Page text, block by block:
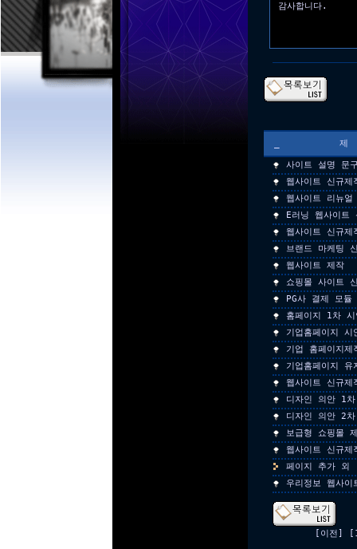
감사합니다.
사이트 설명 문
웹사이트 신규제
웹사이트 리뉴얼
E러닝 웹사이트
웹사이트 신규제
브랜드 마케팅
웹사이트 제작
쇼핑몰 사이트
PG사 결제 모듈
홈페이지 1차 시
기업홈페이지
기업 홈페이지제
기업홈페이지 유
웹사이트 신규제
디자인 의안 1차
디자인 의안 2차
보급형 쇼핑몰
웹사이트 신규제
페이지 추가 외
우리정보 웹사이
[이전]